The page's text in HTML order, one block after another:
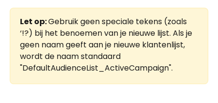
Let op: Gebruik geen speciale tekens (zoals
‘!?) bij het benoemen van je nieuwe lijst. Als je
geen naam geeft aan je nieuwe klantenlijst,
wordt de naam standaard
"DefaultAudienceList_ActiveCampaign".